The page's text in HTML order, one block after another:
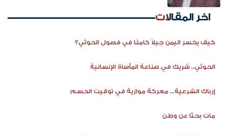
اخر المقالات
كيف يخسر اليمن جيلاً كاملًا في فصول الحوثي؟
الحوثي.. شريك في صناعة المأساة الإنسانية
إرباك الشرعية... معركة موازية في توقيت الحسم
مات بحثًا عن وطن